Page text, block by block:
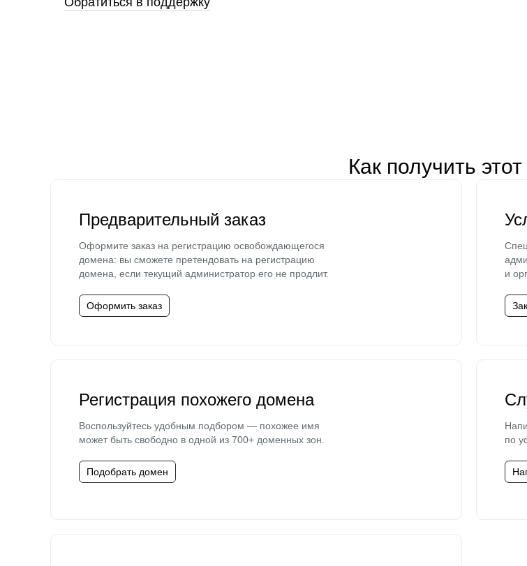
Как получить
Предварительный заказ
Оформите заказ на регистрацию освобождающегося
домена: вы сможете претендовать на регистрацию
домена, если текущий администратор его не продлит.
Оформить заказ
и
Регистрация похожего домена
Воспользуйтесь удобным подбором — похожее имя
может быть свободно в одной из 700+ доменных зон.
Подобрать домен
по